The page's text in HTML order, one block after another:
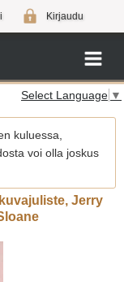
Kirjaudu
Select Language ▼
kuluessa,
voi olla joskus
Jerry